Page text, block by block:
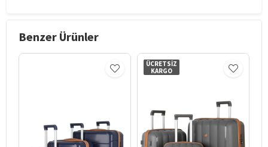
Benzer Ürünler
ÜCRETSIZ
KARGO